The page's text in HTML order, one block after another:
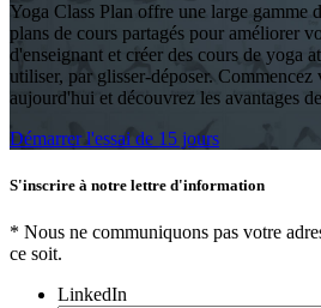
Yoga Class Plan offre une large gamme
plans de cours partagés pour améliorer
d'enseignant et créer des cours de yoga
utiliser, par glisser-déposer. Commencez
aujourd'hui et découvrez les avantages
Démarrer l'essai de 15 jours
S'inscrire à notre lettre d'information
* Nous ne communiquons pas votre
ce soit.
LinkedIn